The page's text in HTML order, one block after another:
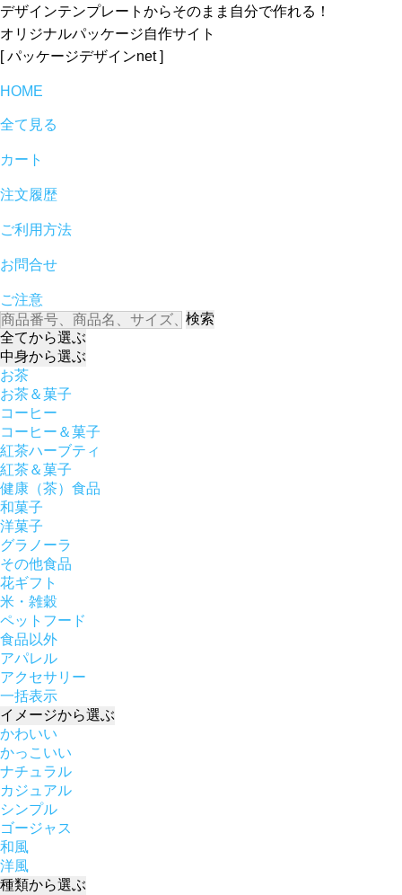
デザインテンプレートからそのまま自分で作れる！
オリジナルパッケージ自作サイト
[ パッケージデザインnet ]
HOME
全て見る
カート
注文履歴
ご利用方法
お問合せ
ご注意
検索
全てから選ぶ
中身から選ぶ
お茶
お茶＆菓子
コーヒー
コーヒー＆菓子
紅茶ハーブティ
紅茶＆菓子
健康（茶）食品
和菓子
洋菓子
グラノーラ
その他食品
花ギフト
米・雑穀
ペットフード
食品以外
アパレル
アクセサリー
一括表示
イメージから選ぶ
かわいい
かっこいい
ナチュラル
カジュアル
シンプル
ゴージャス
和風
洋風
種類から選ぶ